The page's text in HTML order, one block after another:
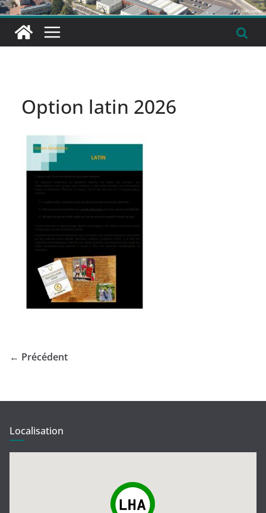
Option latin 2026
← Précédent
Localisation